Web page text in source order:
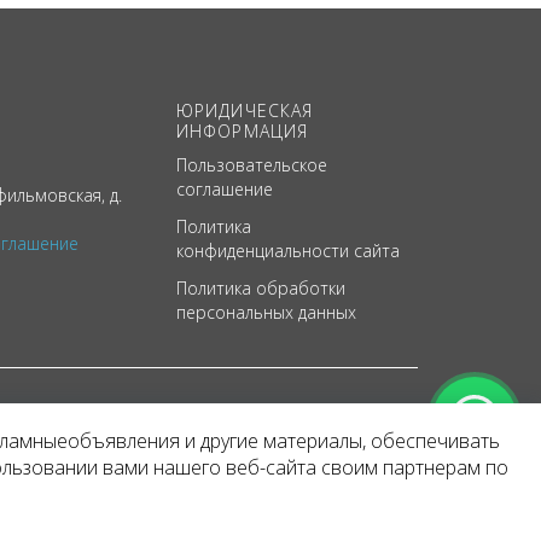
д.
ЮРИДИЧЕСКАЯ
ИНФОРМАЦИЯ
Пользовательское
соглашение
Политика
конфиденциальности сайта
Политика обработки
персональных данных
и другие материалы, обеспечивать
вами нашего веб-сайта своим партнерам по